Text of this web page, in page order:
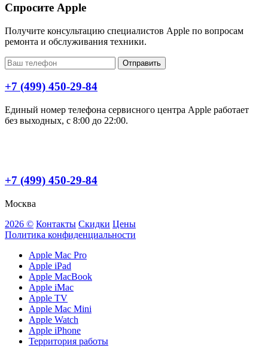
Спросите Apple
Получите консультацию специалистов Apple по вопросам
ремонта и обслуживания техники.
Отправить
+7 (499) 450-29-84
Единый номер телефона сервисного центра Apple работает
без выходных, с 8:00 до 22:00.
+7 (499) 450-29-84
Москва
2026 © Контакты Скидки Цены
Политика конфиденциальности
Apple Mac Pro
Apple iPad
Apple MacBook
Apple iMac
Apple TV
Apple Mac Mini
Apple Watch
Apple iPhone
Территория работы